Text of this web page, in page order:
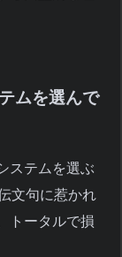
ムを選んで
ステムを選ぶ
文句に惹かれ
トータルで損